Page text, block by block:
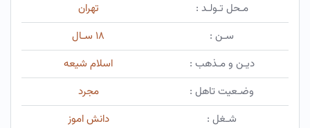
مـحل تـولـد :
تهران
سـن :
۱۸ سـال
دیـن و مـذهب :
اسلام شیعه
وضـعیت تاهل :
مجرد
شـغل :
دانش اموز